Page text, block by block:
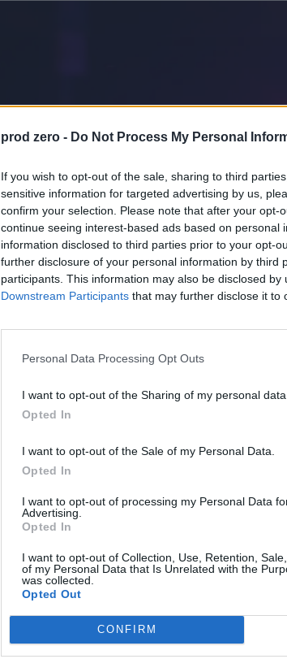
prod zero - Do Not Process My Personal
If you wish to opt-out of the sale, sharing to third
sensitive information for targeted advertising by us,
confirm your selection. Please note that after your opt-
continue seeing interest-based ads based on personal
information disclosed to third parties prior to your opt-
further disclosure of your personal information by third
participants. This information may also be disclosed
Downstream Participants that may further disclose it to
Personal Data Processing Opt Outs
I want to opt-out of the Sharing of my personal data.
Opted In
I want to opt-out of the Sale of my Personal Data.
Opted In
I want to opt-out of processing my Personal Data
Advertising.
Opted In
I want to opt-out of Collection, Use, Retention,
of my Personal Data that Is Unrelated with the
was collected.
Opted Out
CONFIRM